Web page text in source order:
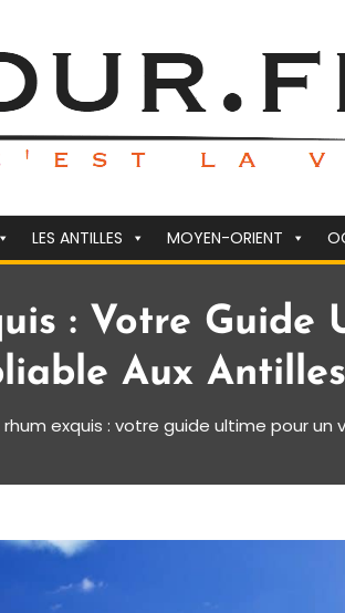
LES ANTILLES MOYEN-ORIENT
: Votre Guide
Aux Antilles
rhum exquis : votre guide ultime pour un